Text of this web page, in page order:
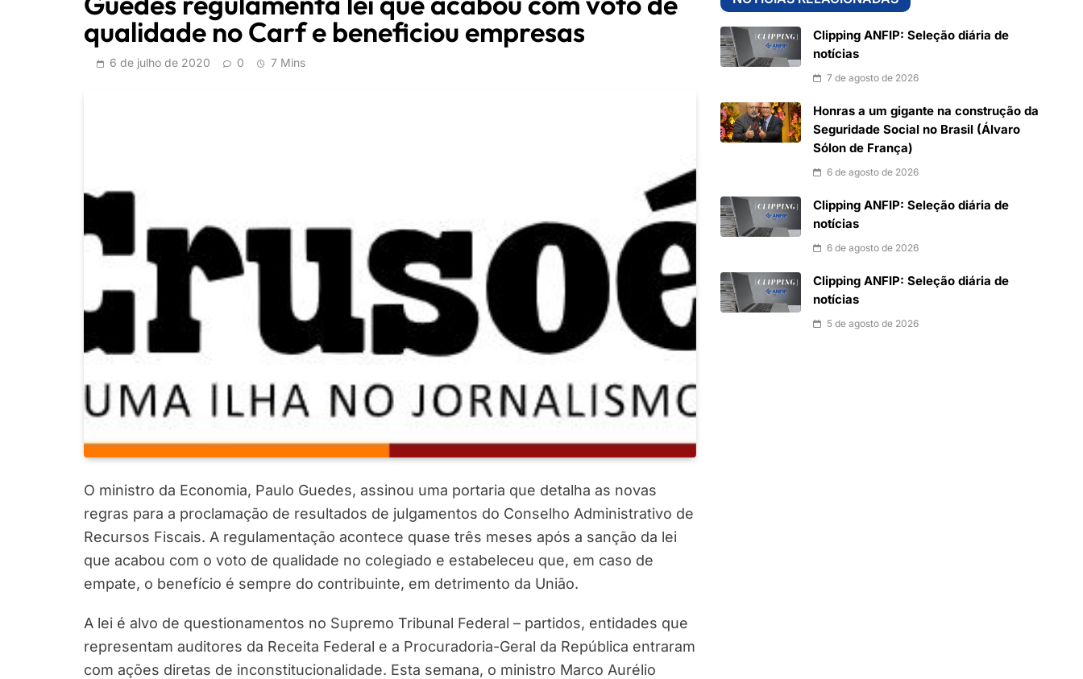
qualidade no Carf e beneficiou empresas
6 de julho de 2020 0 7 Mins
O ministro da Economia, Paulo Guedes, assinou uma portaria que detalha as novas
regras para a proclamação de resultados de julgamentos do Conselho Administrativo de
Recursos Fiscais. A regulamentação acontece quase três meses após a sanção da lei
que acabou com o voto de qualidade no colegiado e estabeleceu que, em caso de
empate, o benefício é sempre do contribuinte, em detrimento da União.
A lei é alvo de questionamentos no Supremo Tribunal Federal – partidos, entidades que
representam auditores da Receita Federal e a Procuradoria-Geral da República entraram
com ações diretas de inconstitucionalidade. Esta semana, o ministro Marco Aurélio
Clipping ANFIP: Seleção diária de
notícias
7 de agosto de 2026
Honras a um gigante na construção da
Seguridade Social no Brasil (Álvaro
Sólon de França)
6 de agosto de 2026
Clipping ANFIP: Seleção diária de
notícias
6 de agosto de 2026
Clipping ANFIP: Seleção diária de
notícias
5 de agosto de 2026